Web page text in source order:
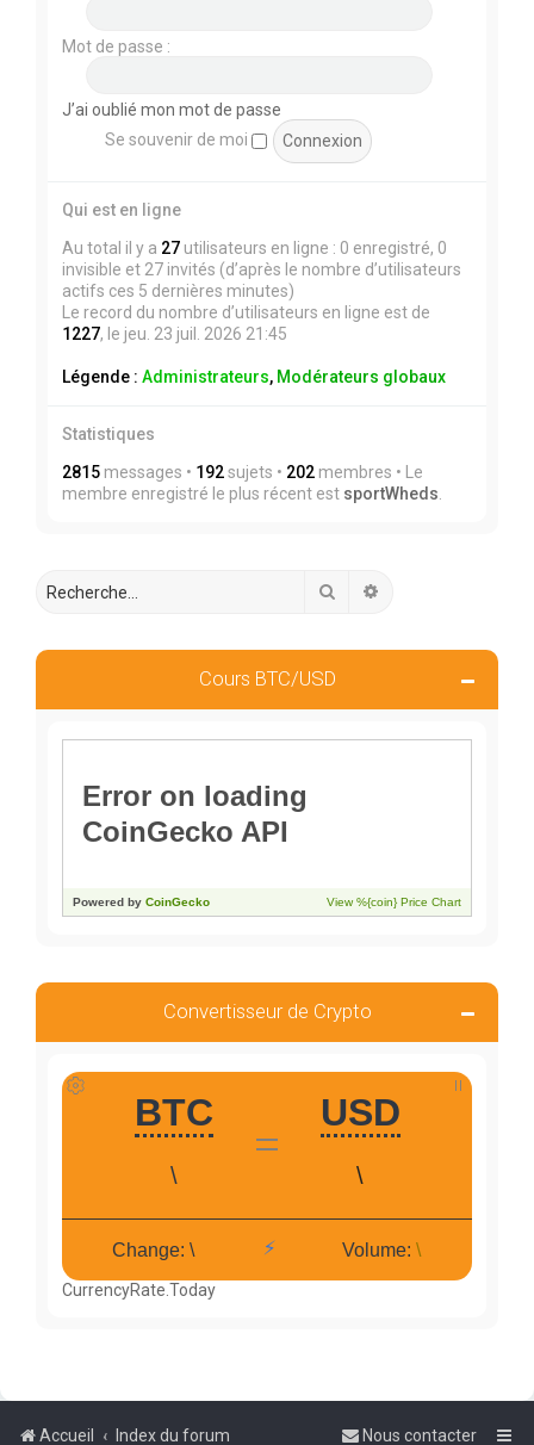
Mot de passe :
J’ai oublié mon mot de passe
Se souvenir de moi
Qui est en ligne
Au total il y a 27 utilisateurs en ligne : 0 enregistré, 0
invisible et 27 invités (d’après le nombre d’utilisateurs
actifs ces 5 dernières minutes)
Le record du nombre d’utilisateurs en ligne est de
1227, le jeu. 23 juil. 2026 21:45
Légende : Administrateurs, Modérateurs globaux
Statistiques
2815 messages • 192sujets • 202 membres • Le
membre enregistré le plus récent est sportWheds
Rechercher
Cours BTC/USD
Convertisseur de Crypto
CurrencyRate.Today
Accueil Index du forum Nous contacter